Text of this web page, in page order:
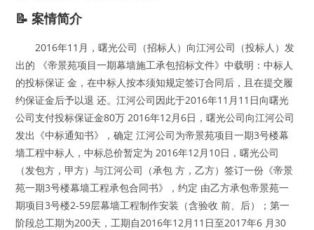
📝 案情简介
2016年11月，曙光公司（招标人）向江河公司（投标人）发
出的 《帝景苑项目一期幕墙施工承包招标文件》中载明：中标人
的投标保证 金，在中标人按本须知规定签订合同后，且在提交履
约保证金后予以退 还。江河公司因此于2016年11月11日向曙光
公司支付投标保证金80万 2016年12月6日，曙光公司向江河公司
发出《中标通知书》，确定 江河公司为帝景苑项目一期3号楼幕
墙工程中标人，中标总价暂定为 2016年12月10日，曙光公司
（发包方，甲方）与江河公司（承包 方，乙方）签订一份《帝景
苑一期3号楼幕墙工程承包合同书》，约定 由乙方承包帝景苑一
期项目3号楼2-59层幕墙工程制作安装（含验收 前、后）；第一
阶段总工期为200天，工期自2016年12月11日至2017年6 月30